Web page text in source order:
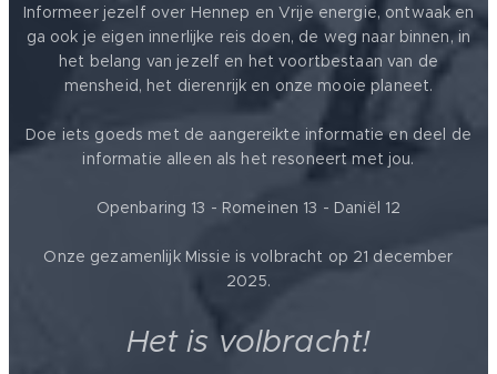
Informeer jezelf over Hennep en Vrije energie, ontwaak en
ga ook je eigen innerlijke reis doen, de weg naar binnen, in
het belang van jezelf en het voortbestaan van de
mensheid, het dierenrijk en onze mooie planeet.
Doe iets goeds met de aangereikte informatie en deel de
informatie alleen als het resoneert met jou.
Openbaring 13 - Romeinen 13 - Daniël 12
Onze gezamenlijk Missie is volbracht op 21 december
2025.
Het is volbracht!